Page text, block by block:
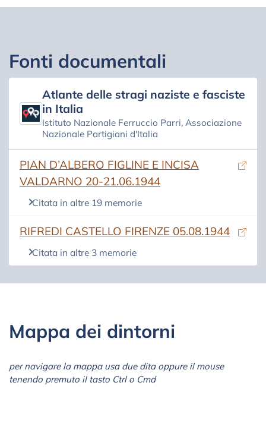
Fonti documentali
Atlante delle stragi naziste e fasciste
in Italia
Istituto Nazionale Ferruccio Parri, Associazione
Nazionale Partigiani d'Italia
PIAN D’ALBERO FIGLINE E INCISA
VALDARNO 20-21.06.1944
(si apre in una nuova scheda)
Citata in altre 19 memorie
RIFREDI CASTELLO FIRENZE 05.08.1944
(si apre in una nuova scheda)
Citata in altre 3 memorie
Mappa dei dintorni
per navigare la mappa usa due dita oppure il mouse
tenendo premuto il tasto Ctrl o Cmd